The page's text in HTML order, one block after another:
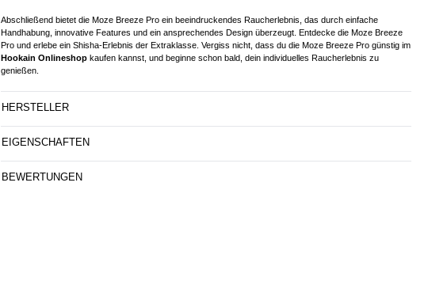
Abschließend bietet die Moze Breeze Pro ein beeindruckendes Raucherlebnis, das durch einfache
Handhabung, innovative Features und ein ansprechendes Design überzeugt. Entdecke die Moze Breeze
Pro und erlebe ein Shisha-Erlebnis der Extraklasse. Vergiss nicht, dass du die Moze Breeze Pro günstig im
Hookain Onlineshop kaufen kannst, und beginne schon bald, dein individuelles Raucherlebnis zu
genießen.
HERSTELLER
EIGENSCHAFTEN
BEWERTUNGEN